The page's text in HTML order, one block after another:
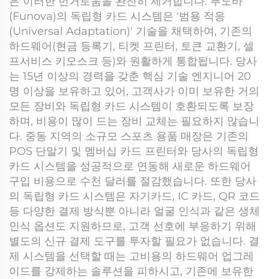
(Funova)의 독립형 카드 시스템은 '범용 적응
(Universal Adaptation)' 기술을 채택하여, 기존의
하드웨어(현금 등록기, 티켓 프린터, 토큰 교환기, 셀
프서비스 키오스크 등)와 원활하게 통합됩니다. 당사
는 15년 이상의 경력을 갖춘 핵심 기술 엔지니어 20
명 이상을 보유하고 있어, 고객사가 이미 보유한 거의
모든 장비와 독립형 카드 시스템이 호환되도록 보장
하며, 비용이 많이 드는 장비 교체는 필요하지 않습니
다. 중동 지역의 소규모 스포츠 용품 매장은 기존의
POS 단말기 및 멤버십 카드 프린터와 당사의 독립형
카드 시스템을 성공적으로 연동해 새로운 하드웨어
구입 비용으로 수천 달러를 절감했습니다. 또한 당사
의 독립형 카드 시스템은 자기카드, IC 카드, QR 코드
등 다양한 결제 방식뿐 아니라 얼굴 인식과 같은 생체
인식 옵션도 지원하므로, 고객 선호에 부응하기 위해
별도의 신규 결제 도구를 투자할 필요가 없습니다. 결
제 시스템을 선택할 때는 고비용의 하드웨어 업그레
이드를 강제하는 솔루션을 피하시고, 기존에 보유한